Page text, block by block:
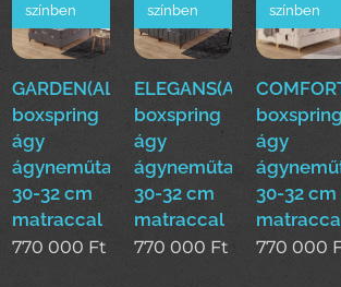
GARDEN(ALSE)160*200cm
boxspring
ágy
ágyneműtartóval
30-32 cm
matraccal
színben
770 000 Ft
boxspring
ágy
ágyneműtartóval
30-32 cm
matraccal
színben
770 000 Ft
boxspring
ágy
30-32 cm
színben
770 000